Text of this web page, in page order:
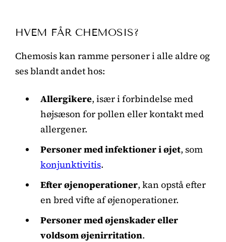
HVEM FÅR CHEMOSIS?
Chemosis kan ramme personer i alle aldre og
ses blandt andet hos:
Allergikere, især i forbindelse med
højsæson for pollen eller kontakt med
allergener.
Personer med infektioner i øjet, som
konjunktivitis.
Efter øjenoperationer, kan opstå efter
en bred vifte af øjenoperationer.
Personer med øjenskader eller
voldsom øjenirritation.